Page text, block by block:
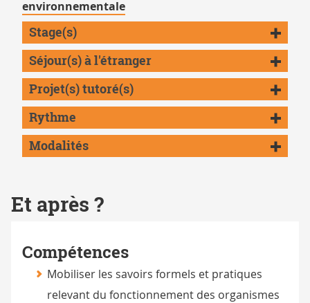
environnementale
Stage(s)
Séjour(s) à l'étranger
Projet(s) tutoré(s)
Rythme
Modalités
Et après ?
Compétences
Mobiliser les savoirs formels et pratiques
relevant du fonctionnement des organismes